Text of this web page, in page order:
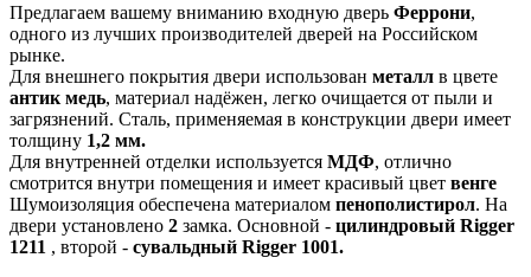
Предлагаем вашему вниманию входную дверь Феррони,
одного из лучших производителей дверей на Российском
рынке.
Для внешнего покрытия двери использован металл в цвете
антик медь, материал надёжен, легко очищается от пыли и
загрязнений. Сталь, применяемая в конструкции двери имеет
толщину 1,2 мм.
Для внутренней отделки используется МДФ, отлично
смотрится внутри помещения и имеет красивый цвет венге
Шумоизоляция обеспечена материалом пенополистирол. На
двери установлено 2 замка. Основной - цилиндровый Rigger
1211 , второй - сувальдный Rigger 1001.